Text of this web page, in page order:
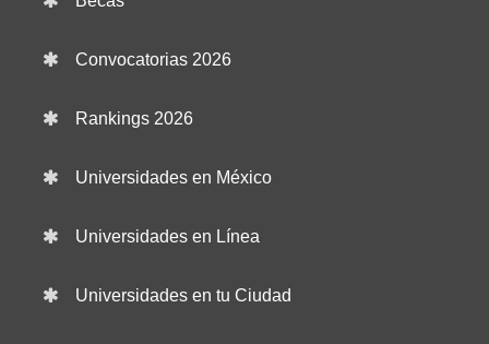
Convocatorias 2026
Rankings 2026
Universidades en México
Universidades en Línea
Universidades en tu Ciudad